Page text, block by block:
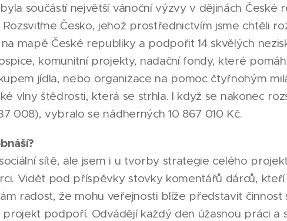
součástí největší vánoční výzvy v dějinách České
Česko, jehož prostřednictvím jsme chtěli
mapě České republiky a podpořit 14 skvělých
komunitní projekty, nadační fondy, které
jídla, nebo organizace na pomoc čtyřnohým
vlny štědrosti, která se strhla. I když se nakonec
008), vybralo se nádherných 10 867 010 Kč.
sítě, ale jsem i u tvorby strategie celého
Vidět pod příspěvky stovky komentářů dárců,
radost, že mohu veřejnosti blíže představit činnost
podpoří. Odvádějí každý den úžasnou práci a